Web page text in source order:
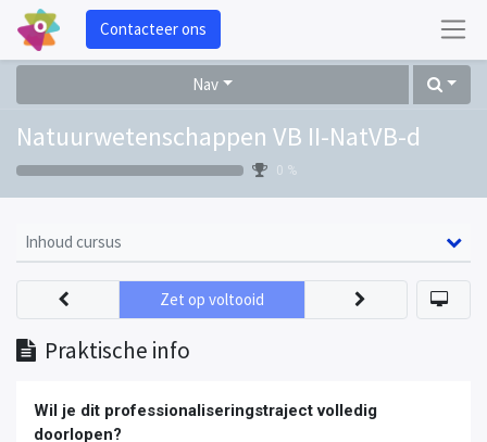
Contacteer ons
Nav
Natuurwetenschappen VB II-NatVB-d
0 %
Inhoud cursus
Praktische info
Zet op voltooid
Wil je dit professionaliseringstraject volledig
doorlopen?